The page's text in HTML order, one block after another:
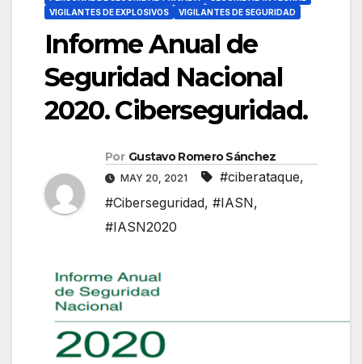
VIGILANTES DE EXPLOSIVOS
VIGILANTES DE SEGURIDAD
Informe Anual de
Seguridad Nacional
2020. Ciberseguridad.
Por Gustavo Romero Sánchez
MAY 20, 2021 #ciberataque,
#Ciberseguridad, #IASN,
#IASN2020